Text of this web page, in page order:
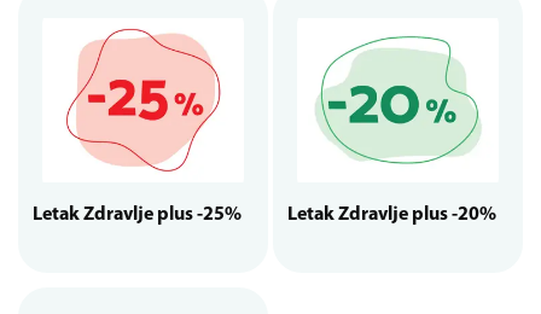
Letak Zdravlje plus -25% Letak Zdravlje plus -20%